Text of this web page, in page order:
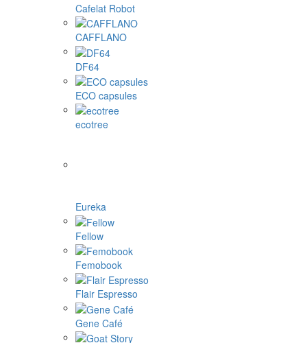
Cafelat Robot
CAFFLANO
DF64
ECO capsules
ecotree
Eureka
Fellow
Femobook
Flair Espresso
Gene Café